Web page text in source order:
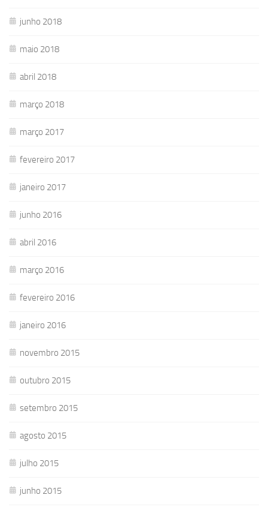
junho 2018
maio 2018
abril 2018
março 2018
março 2017
fevereiro 2017
janeiro 2017
junho 2016
abril 2016
março 2016
fevereiro 2016
janeiro 2016
novembro 2015
outubro 2015
setembro 2015
agosto 2015
julho 2015
junho 2015